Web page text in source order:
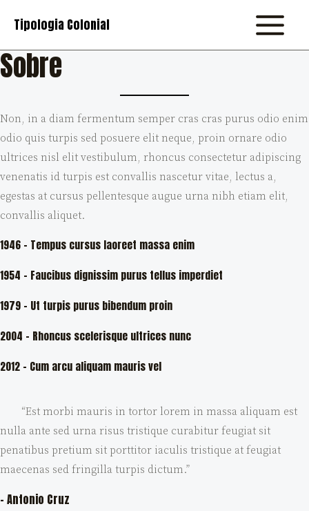
content
Tipologia Colonial
MAIN
Sobre
Non, in a diam fermentum semper cras cras purus odio enim
odio quis turpis sed posuere elit neque, proin ornare odio
ultrices nisl elit vestibulum, rhoncus consectetur adipiscing
venenatis id turpis est convallis nascetur vitae, lectus a,
egestas at cursus pellentesque augue urna nibh etiam elit,
convallis aliquet.
1946 – Tempus cursus laoreet massa enim
1954 – Faucibus dignissim purus tellus imperdiet
1979 – Ut turpis purus bibendum proin
2004 – Rhoncus scelerisque ultrices nunc
2012 – Cum arcu aliquam mauris vel
“Est morbi mauris in tortor lorem in massa aliquam est
nulla ante sed urna risus tristique curabitur feugiat sit
penatibus pretium sit porttitor iaculis tristique at feugiat
maecenas sed fringilla turpis dictum.”
– Antonio Cruz